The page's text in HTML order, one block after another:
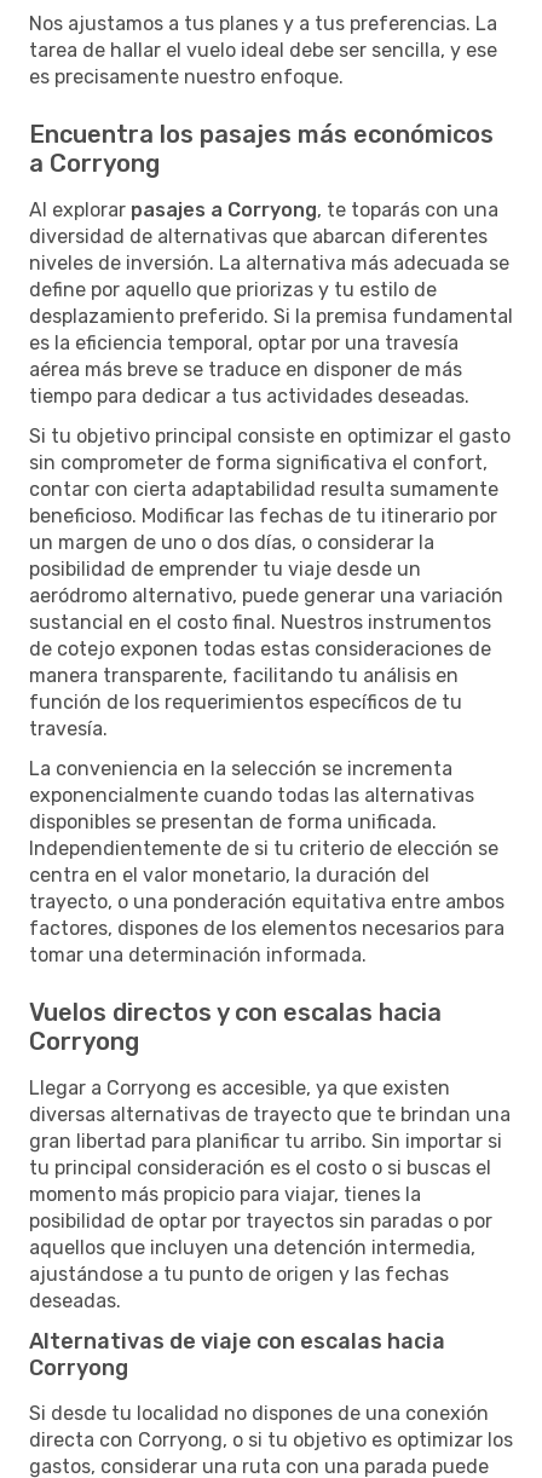
Nos ajustamos a tus planes y a tus preferencias. La
tarea de hallar el vuelo ideal debe ser sencilla, y ese
es precisamente nuestro enfoque.
Encuentra los pasajes más económicos
a Corryong
Al explorar pasajes a Corryong, te toparás con una
diversidad de alternativas que abarcan diferentes
niveles de inversión. La alternativa más adecuada se
define por aquello que priorizas y tu estilo de
desplazamiento preferido. Si la premisa fundamental
es la eficiencia temporal, optar por una travesía
aérea más breve se traduce en disponer de más
tiempo para dedicar a tus actividades deseadas.
Si tu objetivo principal consiste en optimizar el gasto
sin comprometer de forma significativa el confort,
contar con cierta adaptabilidad resulta sumamente
beneficioso. Modificar las fechas de tu itinerario por
un margen de uno o dos días, o considerar la
posibilidad de emprender tu viaje desde un
aeródromo alternativo, puede generar una variación
sustancial en el costo final. Nuestros instrumentos
de cotejo exponen todas estas consideraciones de
manera transparente, facilitando tu análisis en
función de los requerimientos específicos de tu
travesía.
La conveniencia en la selección se incrementa
exponencialmente cuando todas las alternativas
disponibles se presentan de forma unificada.
Independientemente de si tu criterio de elección se
centra en el valor monetario, la duración del
trayecto, o una ponderación equitativa entre ambos
factores, dispones de los elementos necesarios para
tomar una determinación informada.
Vuelos directos y con escalas hacia
Corryong
Llegar a Corryong es accesible, ya que existen
diversas alternativas de trayecto que te brindan una
gran libertad para planificar tu arribo. Sin importar si
tu principal consideración es el costo o si buscas el
momento más propicio para viajar, tienes la
posibilidad de optar por trayectos sin paradas o por
aquellos que incluyen una detención intermedia,
ajustándose a tu punto de origen y las fechas
deseadas.
Alternativas de viaje con escalas hacia
Corryong
Si desde tu localidad no dispones de una conexión
directa con Corryong, o si tu objetivo es optimizar los
gastos, considerar una ruta con una parada puede